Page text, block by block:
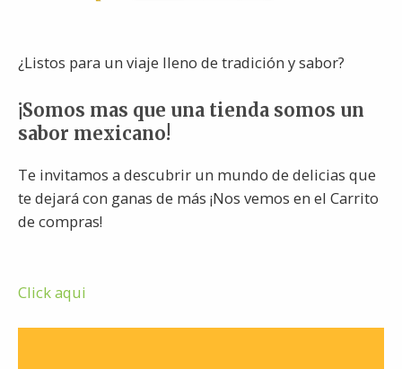
¿Listos para un viaje lleno de tradición y sabor?
¡Somos mas que una tienda somos un
sabor mexicano!
Te invitamos a descubrir un mundo de delicias que
te dejará con ganas de más ¡Nos vemos en el Carrito
de compras!
Click aqui